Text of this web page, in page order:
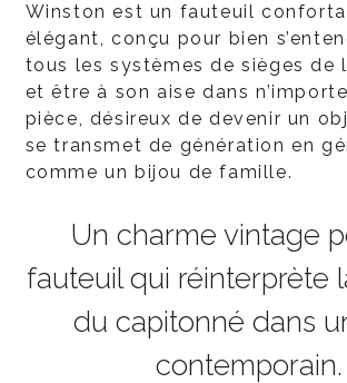
Winston est un fauteuil
élégant, conçu pour bien
tous les systèmes de sièges de
et être à son aise dans
pièce, désireux de devenir un
se transmet de génération en
comme un bijou de famille.
Un charme vintage
fauteuil qui réinterprète
du capitonné dans
contemporain.